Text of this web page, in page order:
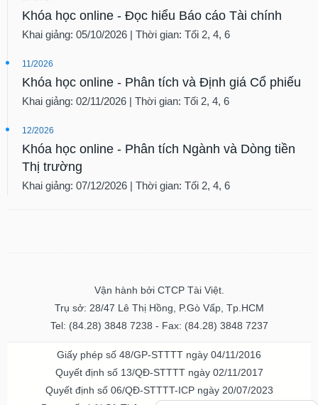
Khóa học online - Đọc hiểu Báo cáo Tài chính
Khai giảng: 05/10/2026 | Thời gian: Tối 2, 4, 6
11/2026
Khóa học online - Phân tích và Định giá Cổ phiếu
Khai giảng: 02/11/2026 | Thời gian: Tối 2, 4, 6
12/2026
Khóa học online - Phân tích Ngành và Dòng tiền
Thị trường
Khai giảng: 07/12/2026 | Thời gian: Tối 2, 4, 6
Vận hành bởi CTCP Tài Việt.
Trụ sở: 28/47 Lê Thị Hồng, P.Gò Vấp, Tp.HCM
Tel: (84.28) 3848 7238 - Fax: (84.28) 3848 7237
Giấy phép số 48/GP-STTTT ngày 04/11/2016
Quyết định số 13/QĐ-STTTT ngày 02/11/2017
Quyết định số 06/QĐ-STTTT-ICP ngày 20/07/2023